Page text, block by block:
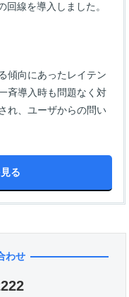
線を導入しました。
傾向にあったレイテン
斉導入時も問題なく対
れ、ユーザからの問い
る
わせ